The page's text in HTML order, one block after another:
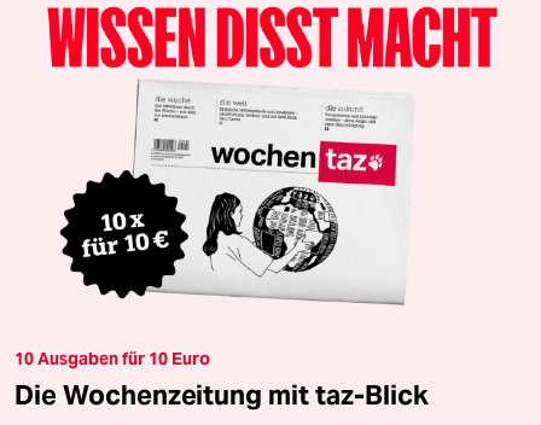
10 Ausgaben für 10 Euro
Die Wochenzeitung mit taz-Blick